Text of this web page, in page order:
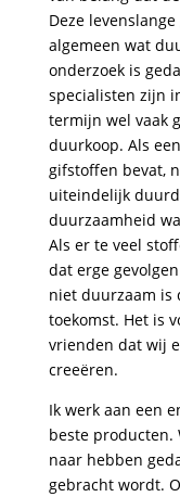
Deze
algemeen wat
onderzoek is
specialisten zijn
termijn wel vaak
duurkoop. Als
gifstoffen bevat,
uiteindelijk
duurzaamheid
Als er te veel
dat erge
niet duurzaam is
toekomst. Het is
vrienden dat wij
creeëren.
Ik werk aan een
beste producten.
naar hebben
gebracht wordt.